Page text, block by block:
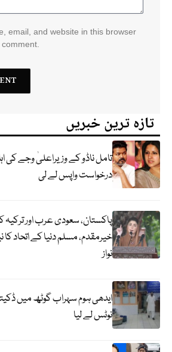
email, and website in this browser
تازہ ترین خبریں
تامل ناڈو کے وزیراعلیٰ وجے کی
درخواست واپس لے لی
پاکستان، سعودی عرب اور
خیرمقدم، مسلم دنیا کے اتحاد کا
نواز
ایدھی ہوم سہراب گوٹھ میں
نوٹس لے لیا